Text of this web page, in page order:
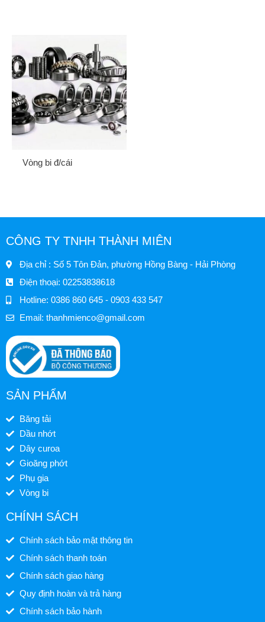
Vòng bi đ/cái
CÔNG TY TNHH THÀNH MIÊN
Địa chỉ : Số 5 Tôn Đản, phường Hồng Bàng - Hải Phòng
Điện thoại: 02253838618
Hotline: 0386 860 645 - 0903 433 547
Email: thanhmienco@gmail.com
SẢN PHẨM
Băng tải
Dầu nhớt
Dây curoa
Gioăng phớt
Phụ gia
Vòng bi
CHÍNH SÁCH
Chính sách bảo mật thông tin
Chính sách thanh toán
Chính sách giao hàng
Quy định hoàn và trả hàng
Chính sách bảo hành